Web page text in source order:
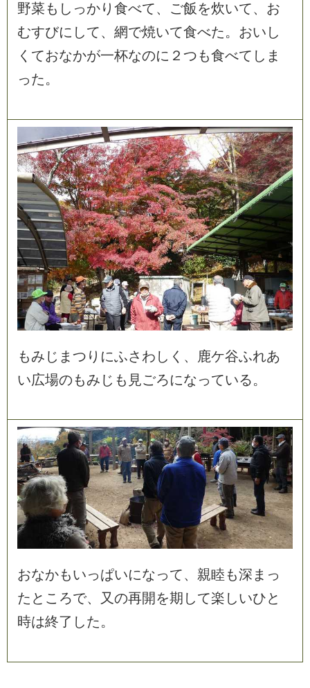
野菜も し っかり 食べて、 ご飯を炊いて、 お
むすびに して、 網で焼いて食べた。 おい し
く ておなかが一杯なのに ２ つも食べて し ま
った。
もみ じ ま つ り にふさ わ し く 、 鹿ケ谷ふれあ
い広場のもみ じ も 見ごろになっている。
おなかもいっぱいになって、 親睦も深ま っ
た と こ ろで、 又の再開 を期 して楽 しいひと
時は終了 した。